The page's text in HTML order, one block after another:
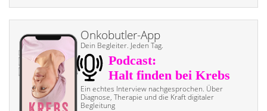
Onkobutler-App
Dein Begleiter. Jeden Tag.
Ein echtes Interview nach­gesprochen. Über
Diagnose, Therapie und die Kraft digitaler
Begleitung